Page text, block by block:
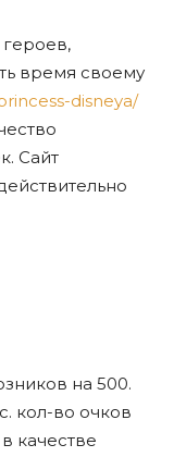
время своему
disneya/
Сайт
на 500.
кол-во очков
качестве